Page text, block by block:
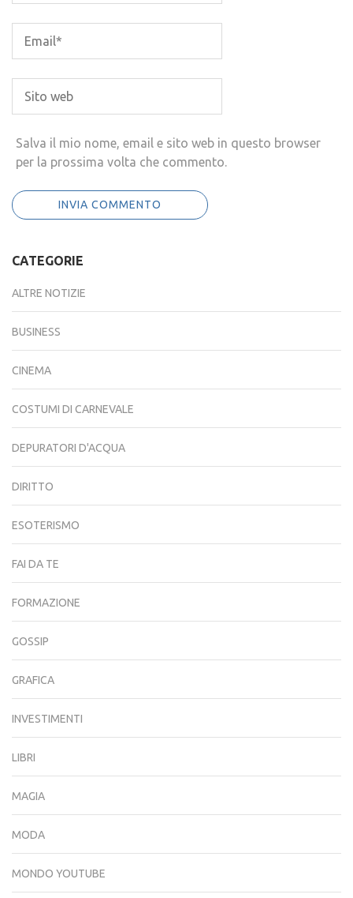
Salva il mio nome, email e sito web in questo browser
per la prossima volta che commento.
CATEGORIE
ALTRE NOTIZIE
BUSINESS
CINEMA
COSTUMI DI CARNEVALE
DEPURATORI D'ACQUA
DIRITTO
ESOTERISMO
FAI DA TE
FORMAZIONE
GOSSIP
GRAFICA
INVESTIMENTI
LIBRI
MAGIA
MODA
MONDO YOUTUBE